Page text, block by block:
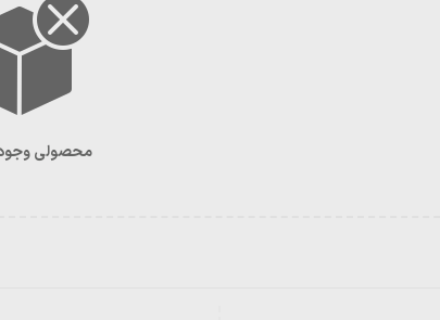
محصولی وجود